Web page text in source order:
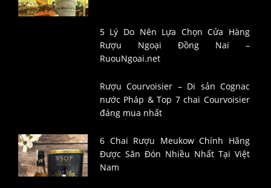
5 Lý Do Nên Lựa Chọn Cửa Hàng
Rượu Ngoại Đồng Nai –
RuouNgoai.net
Rượu Courvoisier – Di sản Cognac
nước Pháp & Top 7 chai Courvoisier
đáng mua nhất
6 Chai Rượu Meukow Chính Hãng
Được Săn Đón Nhiều Nhất Tại Việt
Nam